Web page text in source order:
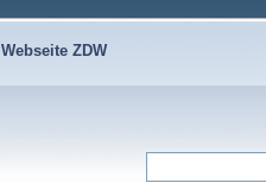
Webseite ZDW